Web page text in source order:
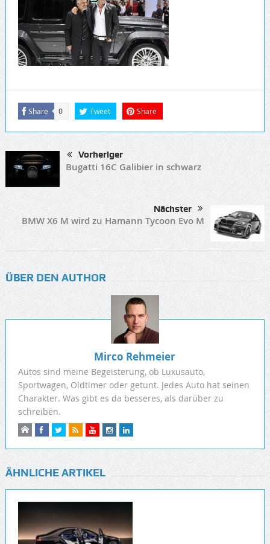
Share 0 Tweet Share
Vorheriger
Bugatti 16C Galibier in schwarz
Nächster
BMW X6 M wird zu Hamann Tycoon Evo M
ÜBER DEN AUTHOR
Mirco Rehmeier
Autos sind meine Begeisterung, ob Luxusauto,
Sportwagen, Oldtimer oder getunt. Jedes Auto hat seinen
Charakter. Was gibt es da besseres, als darüber zu
schreiben.
ÄHNLICHE ARTIKEL